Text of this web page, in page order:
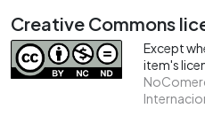
Creative Commons
Except
item's